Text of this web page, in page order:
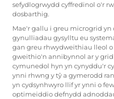
sefydlogrwydd cyffredinol o'r
dosbarthig.
Mae'r gallu i greu microgrid
gynulliadau gysylltu eu
gan greu rhwydweithiau lleol
gweithio'n annibynnol ar y
cymunedol hyn yn cynyddu'r
ynni rhwng y tŷ a gymerodd
yn cydsynhwyro llif yr ynni o
optimeiddio defnydd